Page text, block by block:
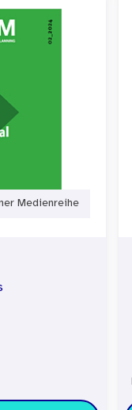
Medienreihe